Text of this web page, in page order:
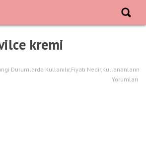
kremi
Durumlarda Kullanılır,Fiyatı Nedir,Kullananların
Yorumları